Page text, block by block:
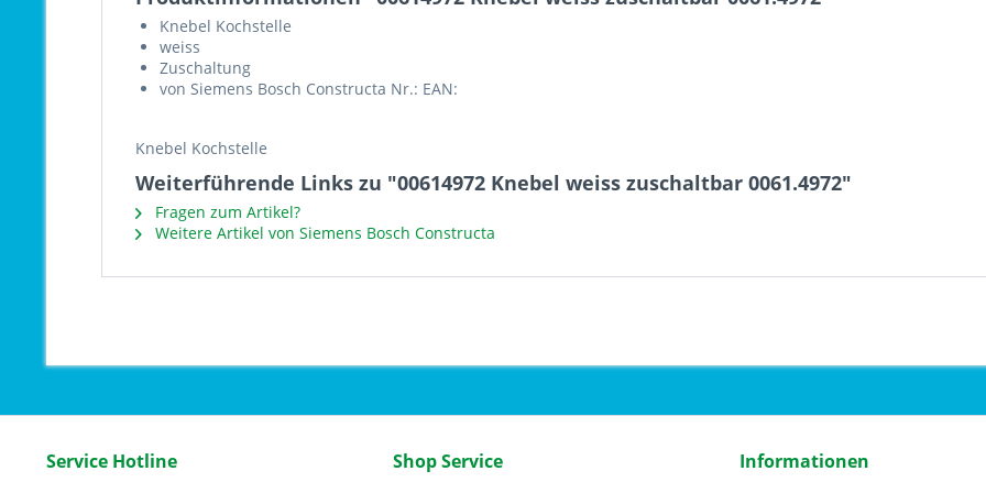
Knebel Kochstelle
weiss
Zuschaltung
von Siemens Bosch Constructa Nr.: EAN:
Knebel Kochstelle
Weiterführende Links zu "00614972 Knebel weiss zuschaltbar 0061.4972"
Fragen zum Artikel?
Weitere Artikel von Siemens Bosch Constructa
Service Hotline Shop Service Informationen